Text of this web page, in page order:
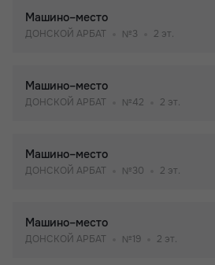
Машино–место
ДОНСКОЙ АРБАТ №3 2 эт.
Машино–место
ДОНСКОЙ АРБАТ №42 2 эт.
Машино–место
ДОНСКОЙ АРБАТ №30 2 эт.
Машино–место
ДОНСКОЙ АРБАТ №19 2 эт.